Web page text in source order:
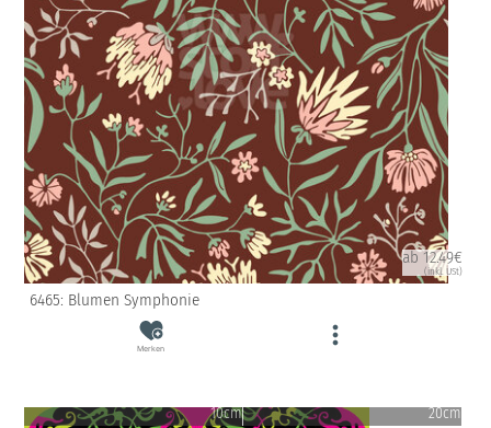
ab 12.49€
(inkl. USt)
6465: Blumen Symphonie
Merken
10cm 20cm